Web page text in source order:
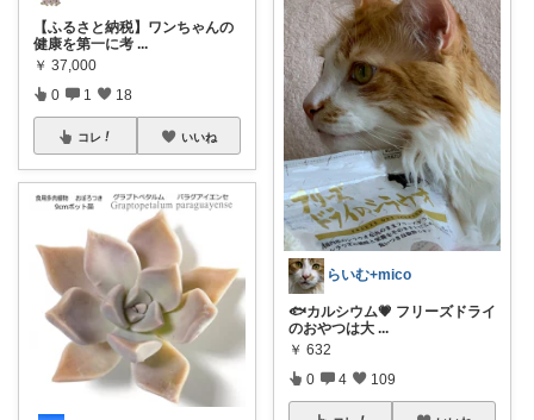
【ふるさと納税】ワンちゃんの
健康を第一に考 ...
￥ 37,000
0 1 18
コレ いいね
らいむ+mico
🐟カルシウム💗 フリーズドライ
のおやつは大 ...
￥ 632
0 4 109